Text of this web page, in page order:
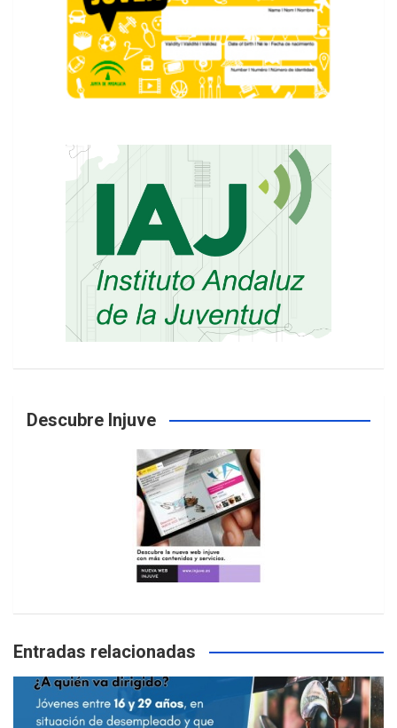
Descubre Injuve
Entradas relacionadas